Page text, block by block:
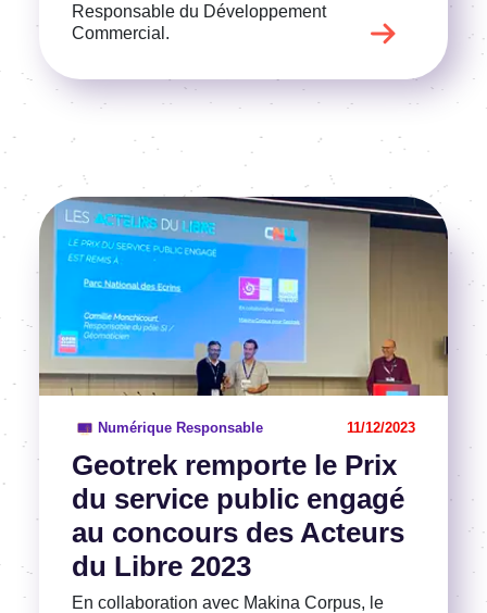
Responsable du Développement
Commercial.
Geotrek remporte le Prix
du service public engagé
au concours des Acteurs
du Libre 2023
Numérique Responsable 11/12/2023
En collaboration avec Makina Corpus, le
Voir l'article
Image